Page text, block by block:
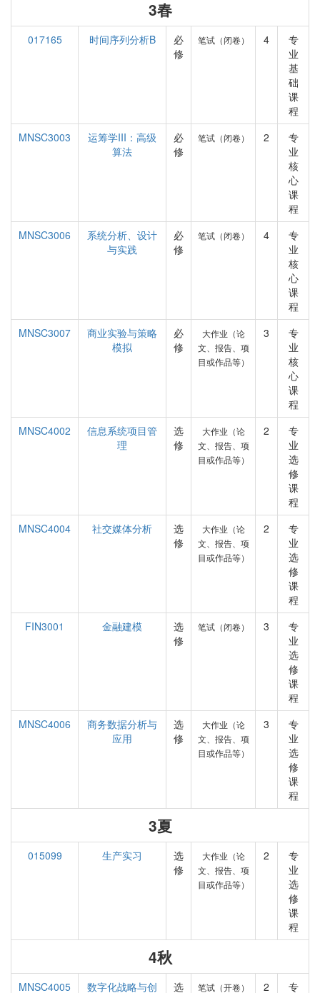
3春
017165 时间序列分析B
必
修
笔试（闭卷） 4
专
业
基
础
课
程
MNSC3003
运筹学III：高级
算法
必
修
笔试（闭卷） 2
专
业
核
心
课
程
MNSC3006
系统分析、设计
与实践
必
修
笔试（闭卷） 4
专
业
核
心
课
程
MNSC3007
商业实验与策略
模拟
必
修
大作业（论
文、报告、项
目或作品等）
3
专
业
核
心
课
程
MNSC4002
信息系统项目管
理
选
修
大作业（论
文、报告、项
目或作品等）
2
专
业
选
修
课
程
MNSC4004
社交媒体分析
选
修
大作业（论
文、报告、项
目或作品等）
2
专
业
选
修
课
程
FIN3001
金融建模
选
修
笔试（闭卷） 3
专
业
选
修
课
程
MNSC4006
商务数据分析与
应用
选
修
大作业（论
文、报告、项
目或作品等）
3
专
业
选
修
课
程
3夏
015099 生产实习
选
修
大作业（论
文、报告、项
目或作品等）
2
专
业
选
修
课
程
4秋
MNSC4005 数字化战略与创 选 笔试（开卷） 2 专